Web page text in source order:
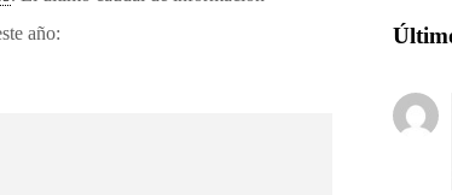
año: